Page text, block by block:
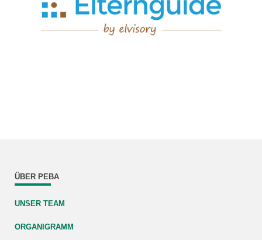
ÜBER PEBA
UNSER TEAM
ORGANIGRAMM